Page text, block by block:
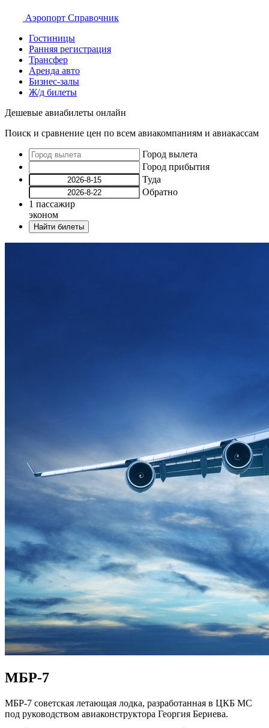
Аэропорт Справочник
Гостиницы
Ранняя регистрация
Трансфер
Аренда авто
Бизнес-залы
Ж/д билеты
Дешевые авиабилеты онлайн
Поиск и сравнение цен по всем авиакомпаниям и авиакассам
Город вылета
Город прибытия
Туда
Обратно
1 пассажир
эконом
Найти билеты
МБР-7
МБР-7 советская летающая лодка, разработанная в ЦКБ МС
под руководством авиаконструктора Георгия Бериева.